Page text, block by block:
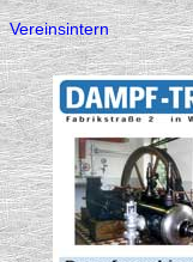
Vereinsintern